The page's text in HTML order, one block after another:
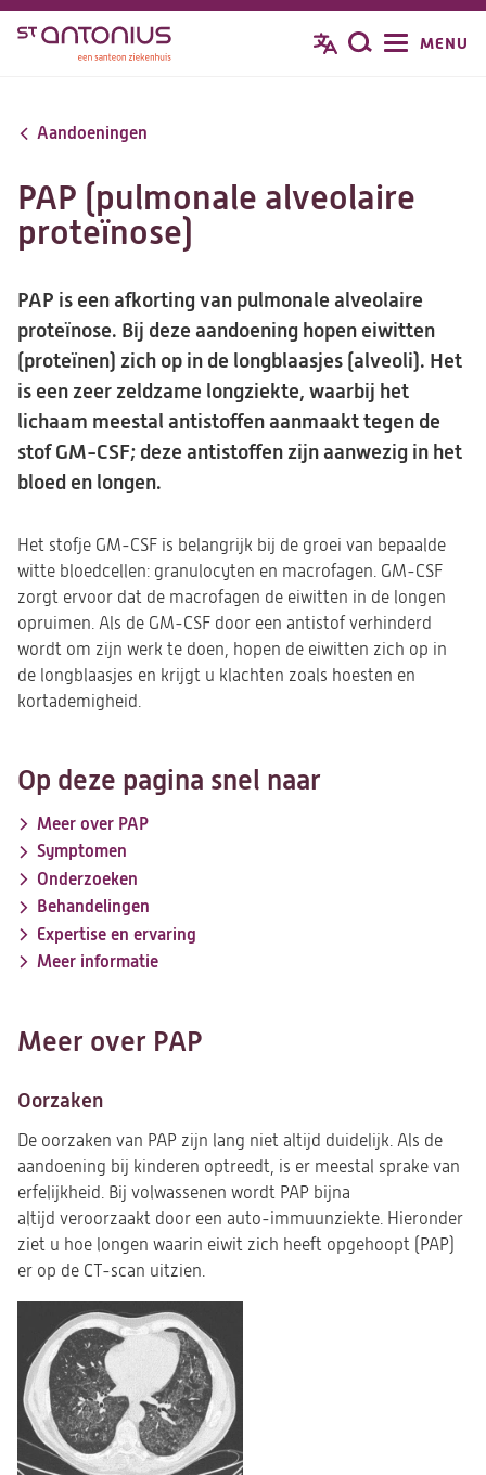
Overslaan
inhoud
Zoeken
MENU
Aandoeningen
PAP (pulmonale alveolaire
proteïnose)
PAP is een afkorting van pulmonale alveolaire
proteïnose. Bij deze aandoening hopen eiwitten
(proteïnen) zich op in de longblaasjes (alveoli). Het
is een zeer zeldzame longziekte, waarbij het
lichaam meestal antistoffen aanmaakt tegen de
stof GM-CSF; deze antistoffen zijn aanwezig in het
bloed en longen.
Het stofje GM-CSF is belangrijk bij de groei van bepaalde
witte bloedcellen: granulocyten en macrofagen. GM-CSF
zorgt ervoor dat de macrofagen de eiwitten in de longen
opruimen. Als de GM-CSF door een antistof verhinderd
wordt om zijn werk te doen, hopen de eiwitten zich op in
de longblaasjes en krijgt u klachten zoals hoesten en
kortademigheid.
Op deze pagina snel naar
Meer over PAP
Symptomen
Onderzoeken
Behandelingen
Expertise en ervaring
Meer informatie
Meer over PAP
Oorzaken
De oorzaken van PAP zijn lang niet altijd duidelijk. Als de
aandoening bij kinderen optreedt, is er meestal sprake van
erfelijkheid. Bij volwassenen wordt PAP bijna
altijd veroorzaakt door een auto-immuunziekte. Hieronder
ziet u hoe longen waarin eiwit zich heeft opgehoopt (PAP)
er op de CT-scan uitzien.